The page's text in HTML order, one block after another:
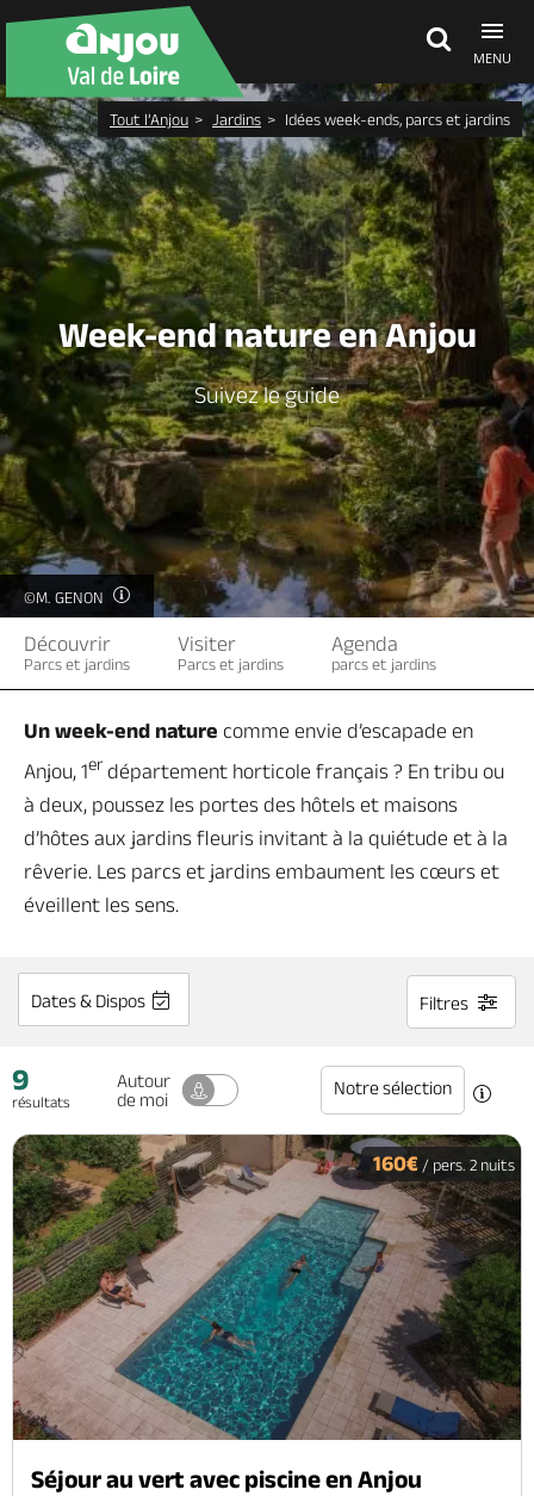
MENU
Découvrir
À voir, à faire
Agenda
Dormir, manger
Séjours, cadeaux
Billetterie en ligne
Tout l’Anjou Jardins Idées week-ends, parcs et jardins
Week-end nature en Anjou
Suivez le guide
©M. GENON
Découvrir
Parcs et jardins
Visiter
Parcs et jardins
Agenda
parcs et jardins
Un week-end nature comme envie d’escapade en
Anjou, 1er département horticole français ? En tribu ou
à deux, poussez les portes des hôtels et maisons
d’hôtes aux jardins fleuris invitant à la quiétude et à la
rêverie. Les parcs et jardins embaument les cœurs et
éveillent les sens.
Dates & Dispos Filtres
9
résultats
Autour
de moi
Notre sélection
160€ / pers. 2 nuits
Séjour au vert avec piscine en Anjou